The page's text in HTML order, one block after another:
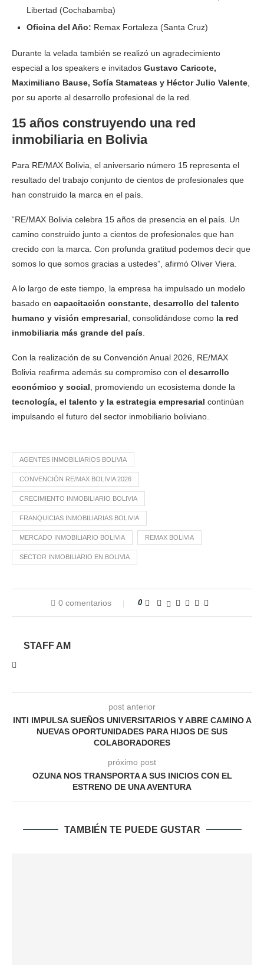
Libertad (Cochabamba)
Oficina del Año: Remax Fortaleza (Santa Cruz)
Durante la velada también se realizó un agradecimiento
especial a los speakers e invitados Gustavo Caricote,
Maximiliano Bause, Sofía Stamateas y Héctor Julio Valente
por su aporte al desarrollo profesional de la red.
15 años construyendo una red
inmobiliaria en Bolivia
Para RE/MAX Bolivia, el aniversario número 15 representa el
resultado del trabajo conjunto de cientos de profesionales que
han construido la marca en el país.
“RE/MAX Bolivia celebra 15 años de presencia en el país. Un
camino construido junto a cientos de profesionales que han
crecido con la marca. Con profunda gratitud podemos decir que
somos lo que somos gracias a ustedes”, afirmó Oliver Viera.
A lo largo de este tiempo, la empresa ha impulsado un modelo
basado en capacitación constante, desarrollo del talento
humano y visión empresarial , consolidándose como la red
inmobiliaria más grande del país
Con la realización de su Convención Anual 2026, RE/MAX
Bolivia reafirma además su compromiso con el desarrollo
económico y social , promoviendo un ecosistema donde la
tecnología, el talento y la estrategia empresarial continúan
impulsando el futuro del sector inmobiliario boliviano.
AGENTES INMOBILIARIOS BOLIVIA
CONVENCIÓN RE/MAX BOLIVIA 2026
CRECIMIENTO INMOBILIARIO BOLIVIA
FRANQUICIAS INMOBILIARIAS BOLIVIA
MERCADO INMOBILIARIO BOLIVIA REMAX BOLIVIA
SECTOR INMOBILIARIO EN BOLIVIA
0 comentarios 0
STAFF AM
post anterior
INTI IMPULSA SUEÑOS UNIVERSITARIOS Y ABRE CAMINO A
NUEVAS OPORTUNIDADES PARA HIJOS DE SUS
COLABORADORES
próximo post
OZUNA NOS TRANSPORTA A SUS INICIOS CON EL
ESTRENO DE UNA AVENTURA
TAMBIÉN TE PUEDE GUSTAR